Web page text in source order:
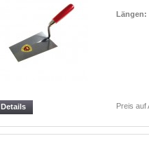
Längen:
Preis auf
Details